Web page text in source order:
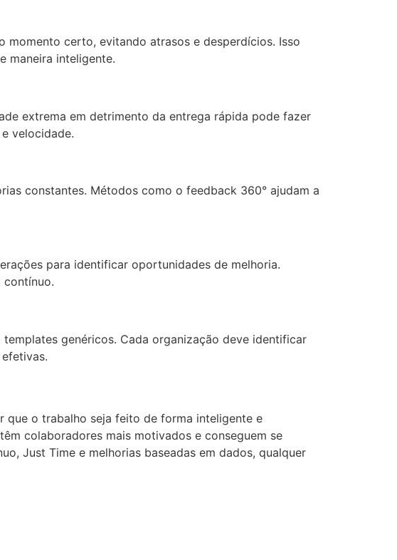
momento certo, evitando atrasos e desperdícios. Isso
maneira inteligente.
extrema em detrimento da entrega rápida pode fazer
velocidade.
constantes. Métodos como o feedback 360° ajudam a
para identificar oportunidades de melhoria.
contínuo.
genéricos. Cada organização deve identificar
que o trabalho seja feito de forma inteligente e
colaboradores mais motivados e conseguem se
Just Time e melhorias baseadas em dados, qualquer